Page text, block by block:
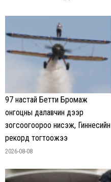
97 настай Бетти Бромаж
онгоцны далавчин дээр
зогсоогоороо нисэж, Гиннесийн
рекорд тогтоожээ
2026-08-08